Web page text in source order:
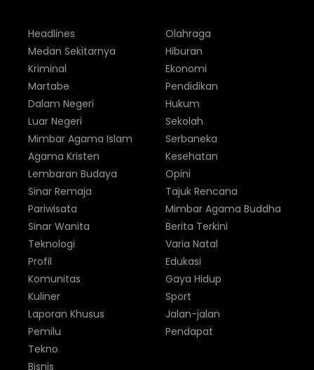
Headlines
Medan Sekitarnya
Kriminal
Martabe
Dalam Negeri
Luar Negeri
Olahraga
Hiburan
Ekonomi
Pendidikan
Hukum
Sekolah
Mimbar Agama Islam
Agama Kristen
Lembaran Budaya
Sinar Remaja
Pariwisata
Sinar Wanita
Serbaneka
Kesehatan
Opini
Tajuk Rencana
Mimbar Agama Buddha
Berita Terkini
Teknologi
Profil
Komunitas
Kuliner
Laporan Khusus
Pemilu
Varia Natal
Edukasi
Gaya Hidup
Sport
Jalan-jalan
Pendapat
Tekno
Bisnis